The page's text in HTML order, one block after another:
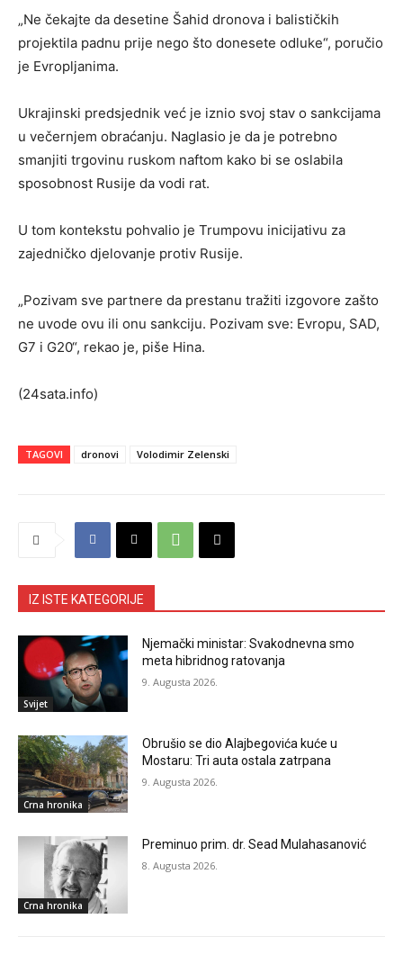
„Ne čekajte da desetine Šahid dronova i balističkih
projektila padnu prije nego što donesete odluke“, poručio
je Evropljanima.
Ukrajinski predsjednik već je iznio svoj stav o sankcijama
u večernjem obraćanju. Naglasio je da je potrebno
smanjiti trgovinu ruskom naftom kako bi se oslabila
sposobnost Rusije da vodi rat.
U tom kontekstu pohvalio je Trumpovu inicijativu za
zajedničko djelovanje protiv Rusije.
„Pozivam sve partnere da prestanu tražiti izgovore zašto
ne uvode ovu ili onu sankciju. Pozivam sve: Evropu, SAD,
G7 i G20“, rekao je, piše Hina.
(24sata.info)
TAGOVI dronovi Volodimir Zelenski
IZ ISTE KATEGORIJE
Svijet
Njemački ministar: Svakodnevna smo
meta hibridnog ratovanja
9. Augusta 2026.
Crna hronika
Obrušio se dio Alajbegovića kuće u
Mostaru: Tri auta ostala zatrpana
9. Augusta 2026.
Crna hronika
Preminuo prim. dr. Sead Mulahasanović
8. Augusta 2026.